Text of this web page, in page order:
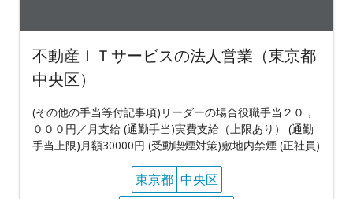
不動産ＩＴサービスの法人営業（東京都
中央区）
(その他の手当等付記事項)リーダーの場合役職手当２０，
０００円／月支給 (通勤手当)実費支給（上限あり） (通勤
手当上限)月額30000円 (受動喫煙対策)敷地内禁煙 (正社員)
東京都 中央区